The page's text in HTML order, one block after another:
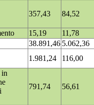
357,43 84,52
15,19
11,78
38.891,46 5.062,36
1.981,24
116,00
in
791,74 56,61